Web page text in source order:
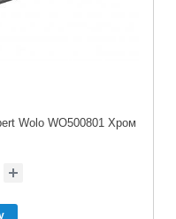
Wolo WO500801 Хром